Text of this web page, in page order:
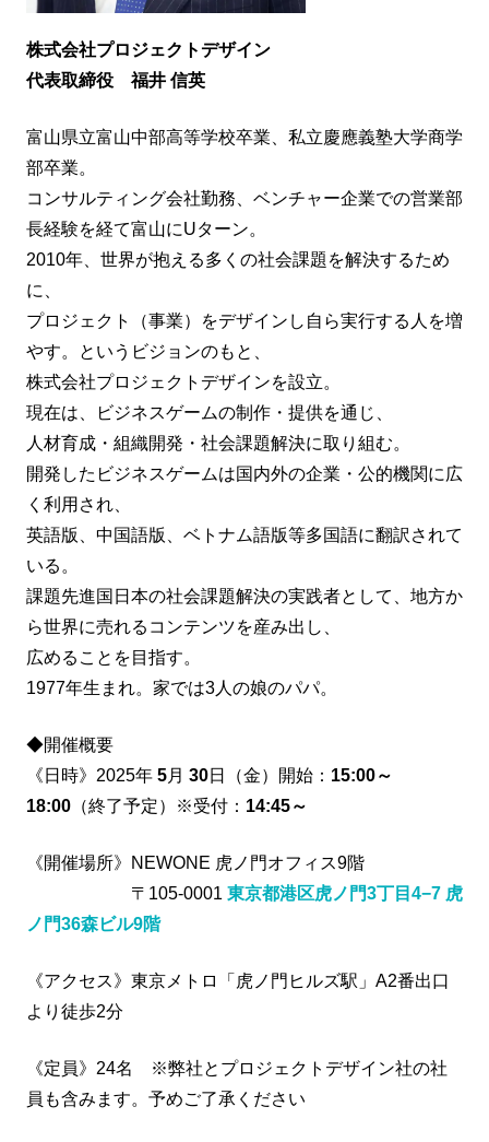
株式会社プロジェクトデザイン
代表取締役 福井 信英
富山県立富山中部高等学校卒業、私立慶應義塾大学商学
部卒業。
コンサルティング会社勤務、ベンチャー企業での営業部
長経験を経て富山にUターン。
2010年、世界が抱える多くの社会課題を解決するため
に、
プロジェクト（事業）をデザインし自ら実行する人を増
やす。というビジョンのもと、
株式会社プロジェクトデザインを設立。
現在は、ビジネスゲームの制作・提供を通じ、
人材育成・組織開発・社会課題解決に取り組む。
開発したビジネスゲームは国内外の企業・公的機関に広
く利用され、
英語版、中国語版、ベトナム語版等多国語に翻訳されて
いる。
課題先進国日本の社会課題解決の実践者として、地方か
ら世界に売れるコンテンツを産み出し、
広めることを目指す。
1977年生まれ。家では3人の娘のパパ。
◆開催概要
《日時》2025年 5月 30日（金）開始： 15:00～
18:00 （終了予定）※受付： 14:45～
《開催場所》NEWONE 虎ノ門オフィス9階
〒105-0001 東京都港区虎ノ門3丁目4−7 虎
ノ門36森ビル9階
《アクセス》東京メトロ「虎ノ門ヒルズ駅」A2番出口
より徒歩2分
《定員》24名 ※弊社とプロジェクトデザイン社の社
員も含みます。予めご了承ください